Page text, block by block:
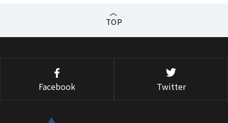
TOP
Facebook Twitter